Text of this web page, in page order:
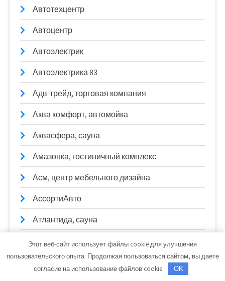
Автотехцентр
Автоцентр
Автоэлектрик
Автоэлектрика 83
Адв-трейд, торговая компания
Аква комфорт, автомойка
Аквасфера, сауна
Амазонка, гостиничный комплекс
Асм, центр мебельного дизайна
АссортиАвто
Атлантида, сауна
Афины, сауна
Африка, сауна
Этот веб-сайт использует файлы cookie для улучшения
пользовательского опыта. Продолжая пользоваться сайтом, вы даете
согласие на использование файлов cookie.
OK